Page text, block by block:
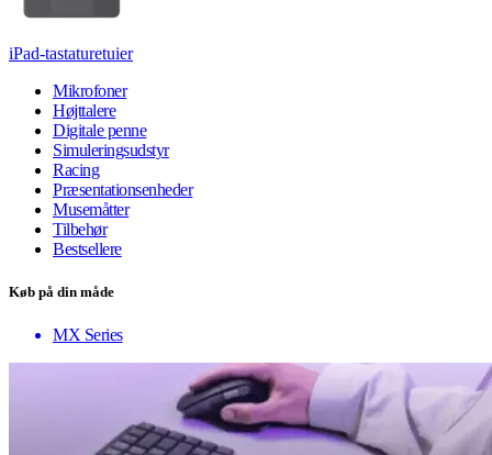
iPad-tastaturetuier
Mikrofoner
Højttalere
Digitale penne
Simuleringsudstyr
Racing
Præsentationsenheder
Musemåtter
Tilbehør
Bestsellere
Køb på din måde
MX Series